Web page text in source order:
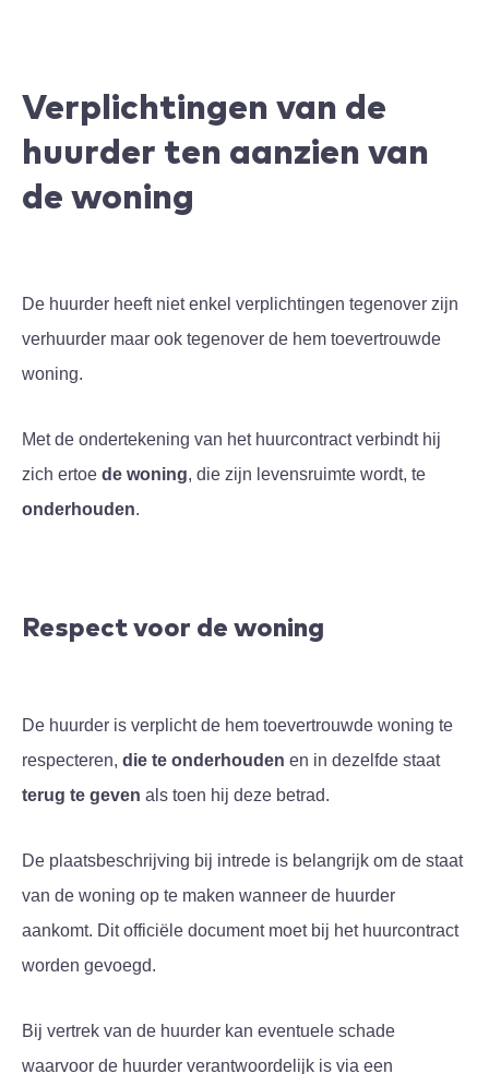
Verplichtingen van de
huurder ten aanzien van
de woning
De huurder heeft niet enkel verplichtingen tegenover zijn
verhuurder maar ook tegenover de hem toevertrouwde
woning.
Met de ondertekening van het huurcontract verbindt hij
zich ertoe de woning, die zijn levensruimte wordt, te
onderhouden.
Respect voor de woning
De huurder is verplicht de hem toevertrouwde woning te
respecteren, die te onderhouden en in dezelfde staat
terug te geven als toen hij deze betrad.
De plaatsbeschrijving bij intrede is belangrijk om de staat
van de woning op te maken wanneer de huurder
aankomt. Dit officiële document moet bij het huurcontract
worden gevoegd.
Bij vertrek van de huurder kan eventuele schade
waarvoor de huurder verantwoordelijk is via een